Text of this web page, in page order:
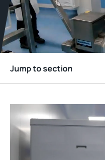
Jump to section